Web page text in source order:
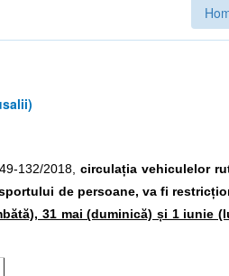
132/2018,circulația vehiculelor
de persoane, va fi
31 mai (duminică) și 1 iunie